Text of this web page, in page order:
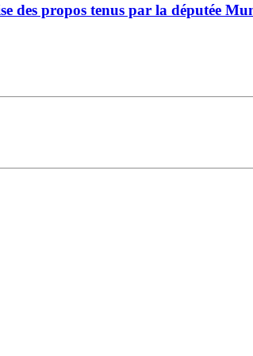
des propos tenus par la députée